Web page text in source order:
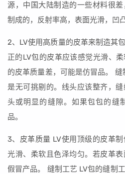
源，中国大陆制造的一些材料很
制成的，反射率高，表面光滑，凹
2、LV使用高质量的皮革来制造其
正的LV包的皮革应该感觉光滑、
的皮革质量差，可能是仿冒品。
是无可挑剔的。线头应该整齐，
头或明显的缝隙。如果包包的缝
品。
3、皮革质量 LV使用顶级的皮革
光滑、柔软且色泽均匀。若皮革
假冒产品。 缝制工艺 LV包的缝制